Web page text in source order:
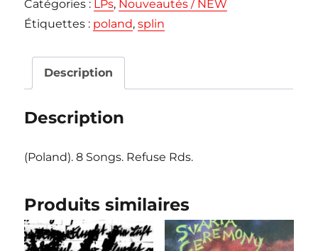
"Type
of
Catégories : LPs, Nouveautés / NEW
Étiquettes : poland,splin
Description
Description
(Poland). 8 Songs. Refuse Rds.
Produits similaires